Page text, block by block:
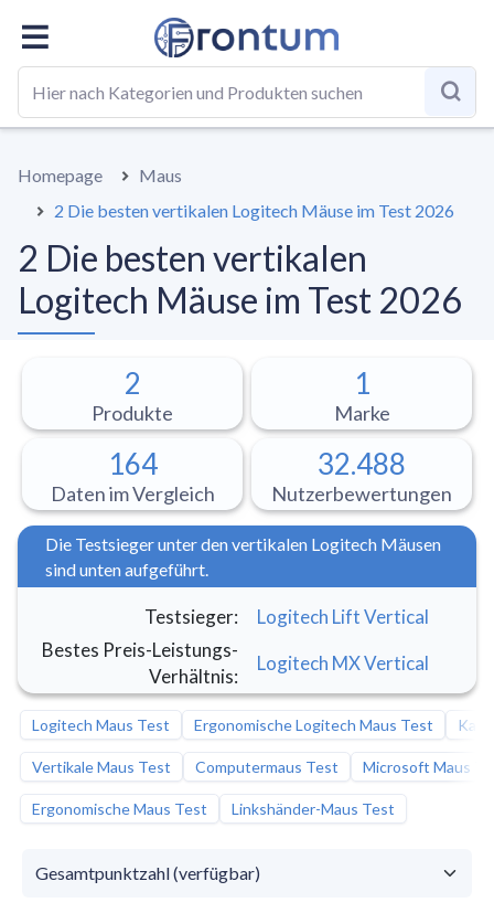
GESAMT
Homepage
Maus
2 Die besten vertikalen Logitech Mäuse im Test 2026
2 Die besten vertikalen
Logitech Mäuse im Test 2026
2
Produkte
1
Marke
164
Daten im Vergleich
32.488
Nutzerbewertungen
Die Testsieger unter den vertikalen Logitech Mäusen
sind unten aufgeführt.
Testsieger:
Logitech Lift Vertical
Bestes Preis-Leistungs-
Verhältnis:
Logitech MX Vertical
Logitech Maus Test Ergonomische Logitech Maus Test
Vertikale Maus Test Computermaus Test Microsoft Maus
Ergonomische Maus Test Linkshänder-Maus Test